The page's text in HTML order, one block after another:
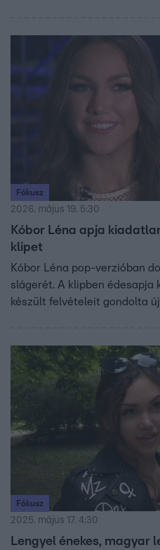
Fókusz
2026. május 19. 5:30
Kóbor Léna apja
klipet
Kóbor Léna pop-verzióban
slágerét. A klipben édesapja
készült felvételeit gondolta
Fókusz
2025. május 17. 4:30
Lengyel énekes, magyar